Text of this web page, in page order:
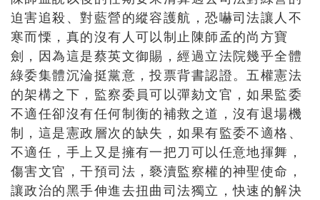
迫害追殺、對藍營的縱容護航，恐嚇司法讓人不
寒而慄，真的沒有人可以制止陳師孟的尚方寶
劍，因為這是蔡英文御賜，經過立法院幾乎全體
綠委集體沉淪挺黨意，投票背書認證。五權憲法
的架構之下，監察委員可以彈劾文官，如果監委
不適任卻沒有任何制衡的補救之道，沒有退場機
制，這是憲政層次的缺失，如果有監委不適格、
不適任，手上又是擁有一把刀可以任意地揮舞，
傷害文官，干預司法，褻瀆監察權的神聖使命，
讓政治的黑手伸進去扭曲司法獨立，快速的解決